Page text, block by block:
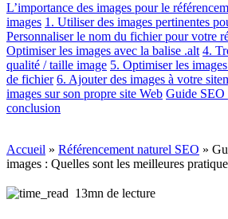
L’importance des images pour le
images 1. Utiliser des images pertinentes
Personnaliser le nom du fichier pour votre
Optimiser les images avec la balise .alt 4.
qualité / taille image 5. Optimiser les
de fichier 6. Ajouter des images à votre
images sur son propre site Web Guide SEO
conclusion
Accueil » Référencement naturel SEO »
images : Quelles sont les meilleures
13mn de lecture